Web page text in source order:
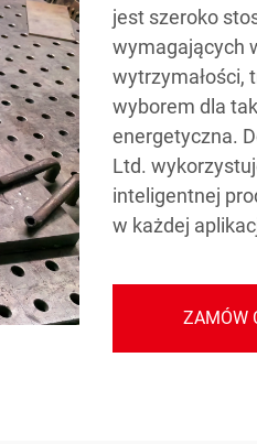
jest szeroko
wymagających
wytrzymałości,
wyborem dla
energetyczna.
Ltd.
inteligentnej
w każdej
ZAMÓW